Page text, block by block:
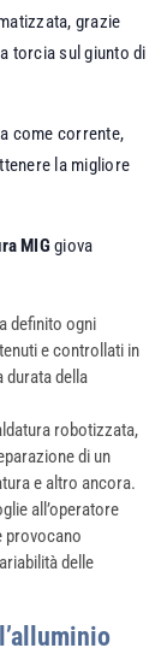
grazie
torcia sul giunto di
come corrente,
la migliore
MIGgiova
definito ogni
e controllati in
durata della
robotizzata,
di un
e altro ancora.
all’operatore
provocano
delle